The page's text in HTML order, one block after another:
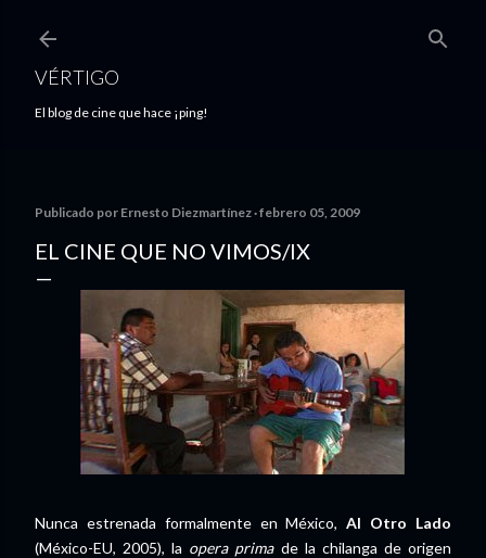
VÉRTIGO
El blog de cine que hace ¡ping!
Publicado por Ernesto Diezmartínez febrero 05, 2009
EL CINE QUE NO VIMOS/IX
Nunca estrenada formalmente en México,Al Otro Lado
(México-EU, 2005), la opera primade la chilanga de origen